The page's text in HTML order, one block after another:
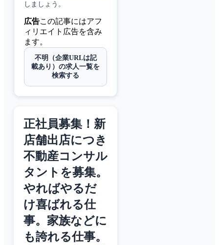
しましょう。
広告この記事にはアフ
ィリエイト広告を含み
ます。
不明（企業URLは記
載あり）の求人一覧を
検索する
正社員募集！新
店舗出店につき
不動産コンサル
タントを募集。
やればやるだ
け喜ばれる仕
事。家族などに
も誇れる仕事。